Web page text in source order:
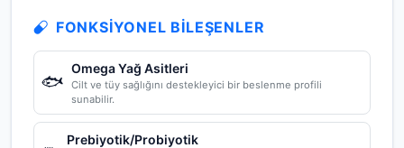
FONKSIYONEL BILEŞENLER
🐟
Omega Yağ Asitleri
Cilt ve tüy sağlığını destekleyici bir beslenme profili
sunabilir.
Prebiyotik/Probiyotik